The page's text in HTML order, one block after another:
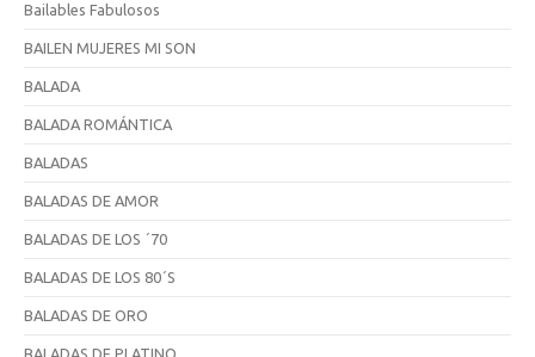
Bailables Fabulosos
BAILEN MUJERES MI SON
BALADA
BALADA ROMÁNTICA
BALADAS
BALADAS DE AMOR
BALADAS DE LOS ´70
BALADAS DE LOS 80´S
BALADAS DE ORO
BALADAS DE PLATINO